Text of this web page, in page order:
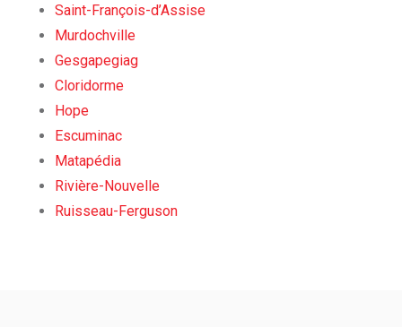
Saint-François-d’Assise
Murdochville
Gesgapegiag
Cloridorme
Hope
Escuminac
Matapédia
Rivière-Nouvelle
Ruisseau-Ferguson